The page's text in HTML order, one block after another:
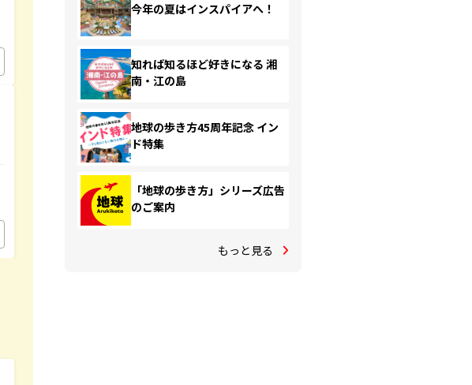
今年の夏はインスパイアへ！
知れば知るほど好きになる 湘
南・江の島
地球の歩き方45周年記念 イン
ド特集
「地球の歩き方」シリーズ広告
のご案内
もっと見る